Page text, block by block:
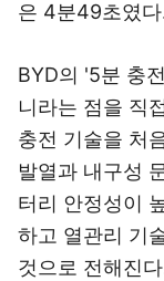
은 4분49초였
BYD의 '5분 충
니라는 점을 직
충전 기술을 처
발열과 내구성
터리 안정성이
하고 열관리 기
것으로 전해진